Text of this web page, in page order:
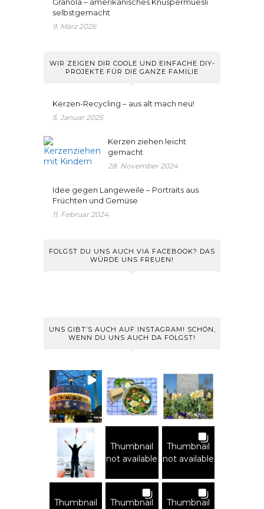
selbstgemacht
9. März 2026
WIR ZEIGEN DIR COOLE UND EINFACHE DIY-
PROJEKTE FÜR DIE GANZE FAMILIE
Kerzen-Recycling – aus alt mach neu!
5. Januar 2025
Kerzen ziehen leicht
gemacht
28. November 2024
Idee gegen Langeweile – Portraits aus
Früchten und Gemüse
11. Februar 2024
FOLGST DU UNS AUCH VIA FACEBOOK? DAS
WÜRDE UNS FREUEN!
UNS GIBT’S AUCH AUF INSTAGRAM! SCHÖN,
WENN DU UNS AUCH DA FOLGST!
Thumbnail
not available
Thumbnail
not available
Thumbnail
Thumbnail
Thumbnail